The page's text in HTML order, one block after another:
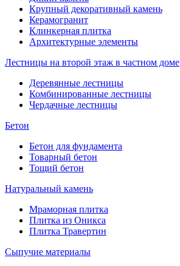
Крупный декоративный камень
Керамогранит
Клинкерная плитка
Архитектурные элементы
Лестницы на второй этаж в частном доме
Деревянные лестницы
Комбинированные лестницы
Чердачные лестницы
Бетон
Бетон для фундамента
Товарный бетон
Тощий бетон
Натуральный камень
Мраморная плитка
Плитка из Оникса
Плитка Травертин
Сыпучие материалы